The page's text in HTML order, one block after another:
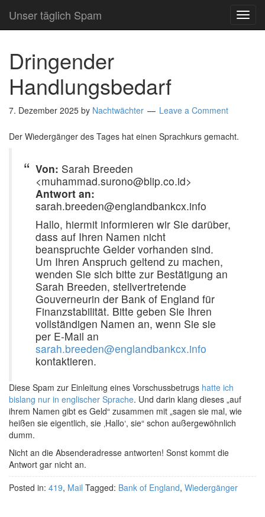
Unser täglich Spam
Dringender
Handlungsbedarf
7. Dezember 2025 by Nachtwächter Leave a Comment
Der Wiedergänger des Tages hat einen Sprachkurs gemacht.
Von: Sarah Breeden
<muhammad.surono@blip.co.id>
Antwort an:
sarah.breeden@englandbankcx.info
Hallo, hiermit informieren wir Sie darüber,
dass auf Ihren Namen nicht
beanspruchte Gelder vorhanden sind.
Um Ihren Anspruch geltend zu machen,
wenden Sie sich bitte zur Bestätigung an
Sarah Breeden, stellvertretende
Gouverneurin der Bank of England für
Finanzstabilität. Bitte geben Sie Ihren
vollständigen Namen an, wenn Sie sie
per E-Mail an
sarah.breeden@englandbankcx.info
kontaktieren.
Diese Spam zur Einleitung eines Vorschussbetrugs hatte ich
bislang nur in englischer Sprache. Und darin klang dieses „auf
ihrem Namen gibt es Geld“ zusammen mit „sagen sie mal, wie
heißen sie eigentlich, sie ‚Hallo‘, sie“ schon außergewöhnlich
dumm.
Nicht an die Absenderadresse antworten! Sonst kommt die
Antwort gar nicht an.
Posted in: 419, Mail Tagged: Bank of England, Wiedergänger